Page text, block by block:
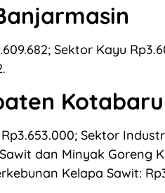
Sektor Kayu
Kotabaru
Sektor
dan Minyak Goreng
Kelapa Sawit: